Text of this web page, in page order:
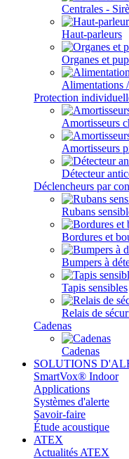
Centrales -
Haut-parleurs
Organes et
Alimentations
Protection
Amortisseurs
Amortisseurs
Détecteur
Déclencheurs par
Rubans
Bordures et
Bumpers à
Tapis sensibles
Relais de
Cadenas
Cadenas
SOLUTIONS
SmartVox® Indoor
Applications
Systèmes d'alerte
Savoir-faire
Étude acoustique
ATEX
Actualités ATEX